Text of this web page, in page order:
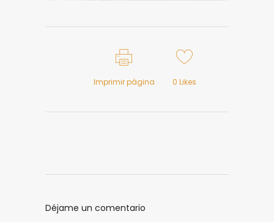
Imprimir página 0 Likes
Déjame un comentario